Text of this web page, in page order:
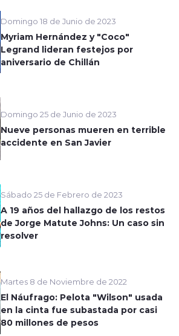
Domingo 18 de Junio de 2023
Myriam Hernández y "Coco"
Legrand lideran festejos por
aniversario de Chillán
Domingo 25 de Junio de 2023
Nueve personas mueren en terrible
accidente en San Javier
Sábado 25 de Febrero de 2023
A 19 años del hallazgo de los restos
de Jorge Matute Johns: Un caso sin
resolver
Martes 8 de Noviembre de 2022
El Náufrago: Pelota "Wilson" usada
en la cinta fue subastada por casi
80 millones de pesos